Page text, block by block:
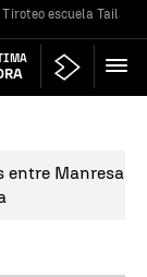
Tiroteo escuela
entre Manresa